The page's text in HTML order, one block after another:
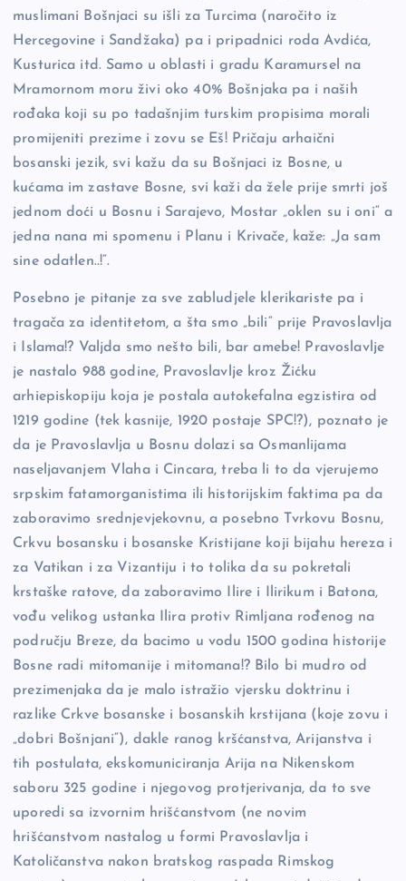
muslimani Bošnjaci su išli za Turcima (naročito iz
Hercegovine i Sandžaka) pa i pripadnici roda Avdića,
Kusturica itd. Samo u oblasti i gradu Karamursel na
Mramornom moru živi oko 40% Bošnjaka pa i naših
rođaka koji su po tadašnjim turskim propisima morali
promijeniti prezime i zovu se Eš! Pričaju arhaični
bosanski jezik, svi kažu da su Bošnjaci iz Bosne, u
kućama im zastave Bosne, svi kaži da žele prije smrti još
jednom doći u Bosnu i Sarajevo, Mostar „oklen su i oni“ a
jedna nana mi spomenu i Planu i Krivače, kaže: „Ja sam
sine odatlen..!“.
Posebno je pitanje za sve zabludjele klerikariste pa i
tragača za identitetom, a šta smo „bili“ prije Pravoslavlja
i Islama!? Valjda smo nešto bili, bar amebe! Pravoslavlje
je nastalo 988 godine, Pravoslavlje kroz Žićku
arhiepiskopiju koja je postala autokefalna egzistira od
1219 godine (tek kasnije, 1920 postaje SPC!?), poznato je
da je Pravoslavlja u Bosnu dolazi sa Osmanlijama
naseljavanjem Vlaha i Cincara, treba li to da vjerujemo
srpskim fatamorganistima ili historijskim faktima pa da
zaboravimo srednjevjekovnu, a posebno Tvrkovu Bosnu,
Crkvu bosansku i bosanske Kristijane koji bijahu hereza i
za Vatikan i za Vizantiju i to tolika da su pokretali
krstaške ratove, da zaboravimo Ilire i Ilirikum i Batona,
vođu velikog ustanka Ilira protiv Rimljana rođenog na
području Breze, da bacimo u vodu 1500 godina historije
Bosne radi mitomanije i mitomana!? Bilo bi mudro od
prezimenjaka da je malo istražio vjersku doktrinu i
razlike Crkve bosanske i bosanskih krstijana (koje zovu i
„dobri Bošnjani“), dakle ranog kršćanstva, Arijanstva i
tih postulata, ekskomuniciranja Arija na Nikenskom
saboru 325 godine i njegovog protjerivanja, da to sve
uporedi sa izvornim hrišćanstvom (ne novim
hrišćanstvom nastalog u formi Pravoslavlja i
Katoličanstva nakon bratskog raspada Rimskog